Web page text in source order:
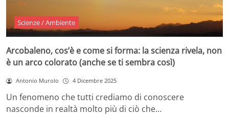
Scienze / Ambiente
Arcobaleno, cos’è e come si forma: la scienza rivela, non
è un arco colorato (anche se ti sembra così)
Antonio Murolo 4 Dicembre 2025
Un fenomeno che tutti crediamo di conoscere
nasconde in realtà molto più di ciò che…